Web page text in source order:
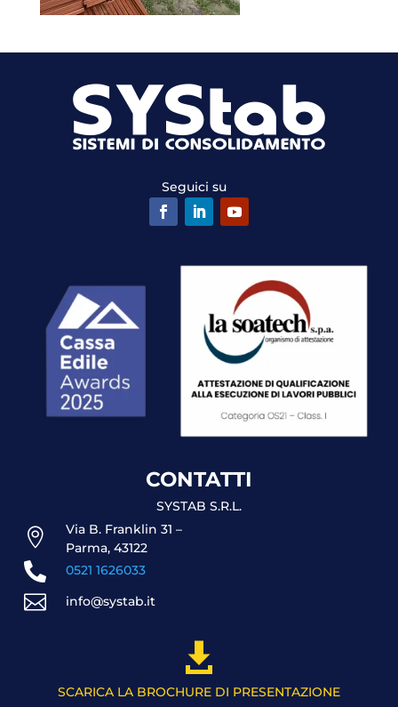
Seguici su
CONTATTI
SYSTAB S.R.L.

Via B. Franklin 31 –
Parma, 43122
 0521 1626033
 info@systab.it

SCARICA LA BROCHURE DI PRESENTAZIONE